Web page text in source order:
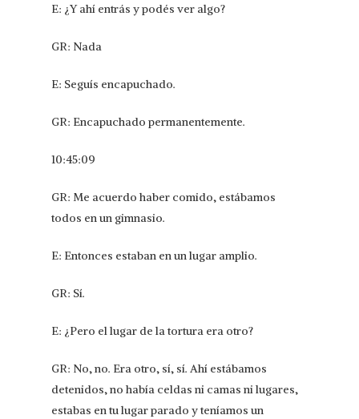
E: ¿Y ahí entrás y podés ver algo?
GR: Nada
E: Seguís encapuchado.
GR: Encapuchado permanentemente.
10:45:09
GR: Me acuerdo haber comido, estábamos
todos en un gimnasio.
E: Entonces estaban en un lugar amplio.
GR: Sí.
E: ¿Pero el lugar de la tortura era otro?
GR: No, no. Era otro, sí, sí. Ahí estábamos
detenidos, no había celdas ni camas ni lugares,
estabas en tu lugar parado y teníamos un